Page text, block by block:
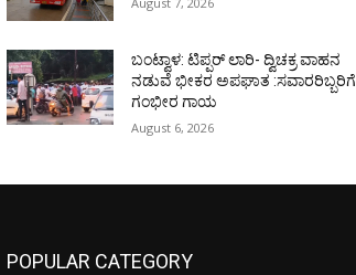
ಬಂಟ್ವಾಳ: ಟಿಪ್ಪರ್ ಲಾರಿ- ದ್ವಿಚಕ್ರ ವಾಹನ
ನಡುವೆ ಭೀಕರ ಅಪಘಾತ :ಸವಾರರಿಬ್ಬರಿಗೆ
ಗಂಭೀರ ಗಾಯ
August 6, 2026
POPULAR CATEGORY